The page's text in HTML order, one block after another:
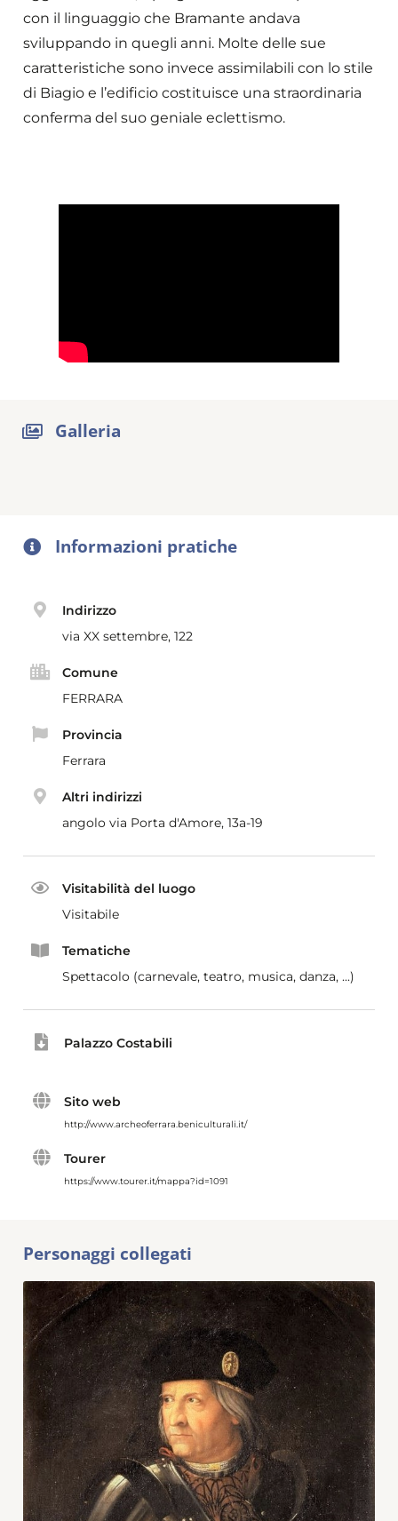
con il linguaggio che Bramante andava
sviluppando in quegli anni. Molte delle sue
caratteristiche sono invece assimilabili con lo stile
di Biagio e l’edificio costituisce una straordinaria
conferma del suo geniale eclettismo.
Galleria
Informazioni pratiche
Indirizzo
via XX settembre, 122
Comune
FERRARA
Provincia
Ferrara
Altri indirizzi
angolo via Porta d'Amore, 13a-19
Visitabilità del luogo
Visitabile
Tematiche
Spettacolo (carnevale, teatro, musica, danza, ...)
Palazzo Costabili
Sito web
http://www.archeoferrara.beniculturali.it/
Tourer
https://www.tourer.it/mappa?id=1091
Personaggi collegati